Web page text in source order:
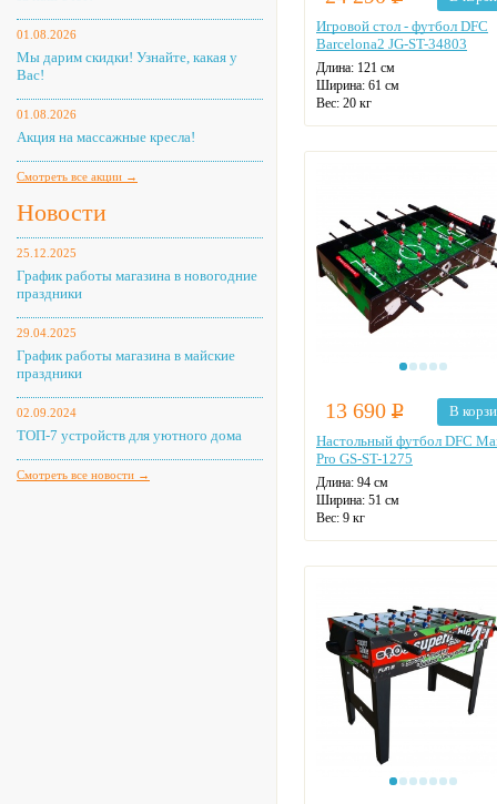
01.08.2026
Мы дарим скидки! Узнайте, какая у
Вас!
01.08.2026
Акция на массажные кресла!
Смотреть все акции →
Новости
25.12.2025
График работы магазина в новогодние
праздники
29.04.2025
График работы магазина в майские
праздники
02.09.2024
ТОП-7 устройств для уютного дома
Смотреть все новости →
Игровой стол - футбол DFC
Barcelona2 JG-ST-34803
Длина: 121 см
Ширина: 61 см
Вес: 20 кг
13 690 Р
В
Настольный футбол DFC
Pro GS-ST-1275
Длина: 94 см
Ширина: 51 см
Вес: 9 кг